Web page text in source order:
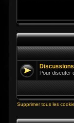
Pour discuter
Supprimer tous les